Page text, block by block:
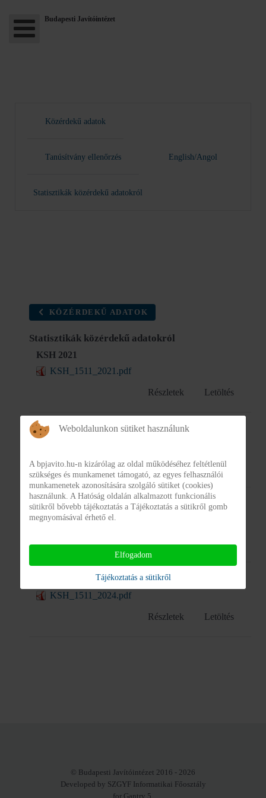
Budapesti Javítóintézet
Közérdekű adatok
Tanúsítvány ellenőrzés English/Angol
Statisztikák közérdekű adatokról
KÖZÉRDEKŰ ADATOK
Statisztikák közérdekű adatokról
KSH 2021
KSH_1511_2021.pdf
Letöltés
Részletek
KSH 2022
Letöltés
Részletek
KSH 2023
KSH_1511_2023.pdf
KSH_1511_2024.pdf
Letöltés
Részletek
© Budapesti Javítóintézet 2016 - 2026
Developed by SZGYF Informatikai Főosztály
for Gantry 5.
Weboldalunkon sütiket használunk
A bpjavito.hu-n kizárólag az oldal működéséhez feltétlenül
szükséges és munkamenet támogató, az egyes felhasználói
munkamenetek azonosítására szolgáló sütiket (cookies)
használunk. A Hatóság oldalán alkalmazott funkcionális
sütikről bővebb tájékoztatás a Tájékoztatás a sütikről gomb
megnyomásával érhető el.
Elfogadom
Tájékoztatás a sütikről